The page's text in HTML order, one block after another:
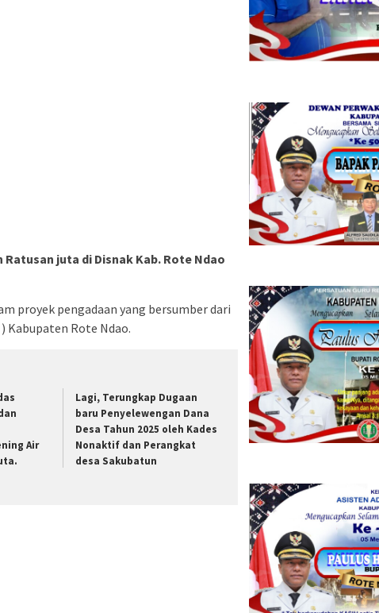
juta di Disnak Kab. Rote Ndao
proyek pengadaan yang bersumber dari
Kabupaten Rote Ndao.
Air
Lagi, Terungkap Dugaan
baru Penyelewengan Dana
Desa Tahun 2025 oleh Kades
Nonaktif dan Perangkat
desa Sakubatun